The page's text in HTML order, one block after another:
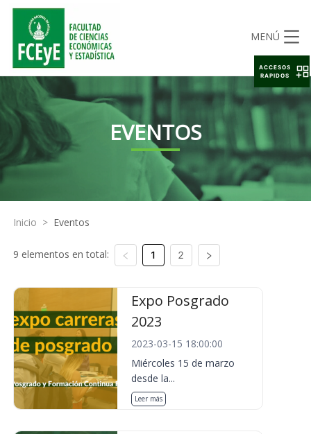
MENÚ
EVENTOS
Inicio > Eventos
9 elementos en total: 1 2
Expo Posgrado
2023
2023-03-15 18:00:00
Miércoles 15 de marzo
desde la...
Leer más
ACCESOS
RAPIDOS